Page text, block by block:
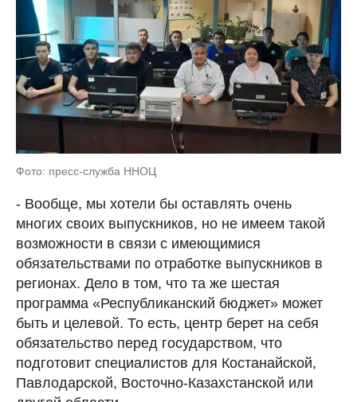
Фото: пресс-служба ННОЦ
- Вообще, мы хотели бы оставлять очень
многих своих выпускников, но не имеем такой
возможности в связи с имеющимися
обязательствами по отработке выпускников в
регионах. Дело в том, что та же шестая
программа «Республиканский бюджет» может
быть и целевой. То есть, центр берет на себя
обязательство перед государством, что
подготовит специалистов для Костанайской,
Павлодарской, Восточно-Казахстанской или